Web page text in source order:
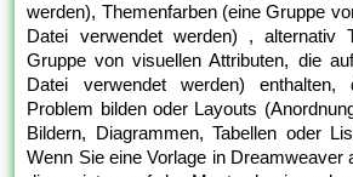
werden), Themenfarben (eine Gruppe
Datei verwendet werden) , alternativ
Gruppe von visuellen Attributen, die
Datei verwendet werden)
Problem bilden oder Layouts
Bildern, Diagrammen, Tabellen oder
Wenn Sie eine Vorlage in Dreamweaver